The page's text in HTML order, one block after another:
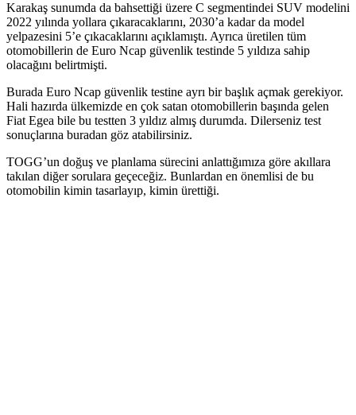
Karakaş sunumda da bahsettiği üzere C segmentindei SUV modelini
2022 yılında yollara çıkaracaklarını, 2030’a kadar da model
yelpazesini 5’e çıkacaklarını açıklamıştı. Ayrıca üretilen tüm
otomobillerin de Euro Ncap güvenlik testinde 5 yıldıza sahip
olacağını belirtmişti.
Burada Euro Ncap güvenlik testine ayrı bir başlık açmak gerekiyor.
Hali hazırda ülkemizde en çok satan otomobillerin başında gelen
Fiat Egea bile bu testten 3 yıldız almış durumda. Dilerseniz test
sonuçlarına buradan göz atabilirsiniz.
TOGG’un doğuş ve planlama sürecini anlattığımıza göre akıllara
takılan diğer sorulara geçeceğiz. Bunlardan en önemlisi de bu
otomobilin kimin tasarlayıp, kimin ürettiği.